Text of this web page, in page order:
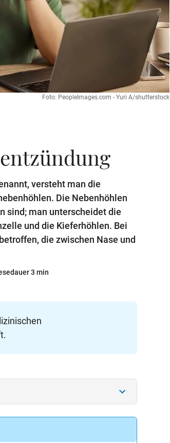
Foto: PeopleImages.com - Yuri A/shutterstock
versteht man die
Die Nebenhöhlen
sind; man unterscheidet die
und die Kieferhöhlen. Bei
die zwischen Nase und
3 min